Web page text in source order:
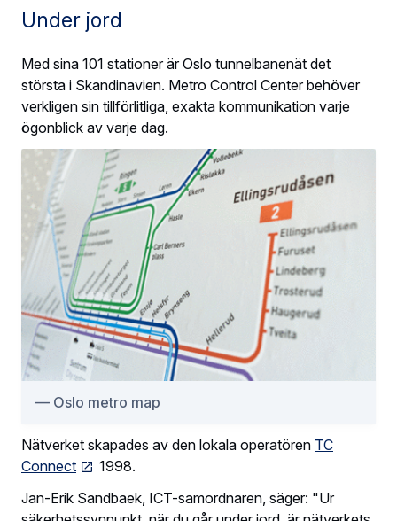
Under jord
Med sina 101 stationer är Oslo tunnelbanenät det
största i Skandinavien. Metro Control Center behöver
verkligen sin tillförlitliga, exakta kommunikation varje
ögonblick av varje dag.
Oslo metro map
Nätverket skapades av den lokala operatören TC
Connect
1998.
Jan-Erik Sandbaek, ICT-samordnaren, säger: "Ur